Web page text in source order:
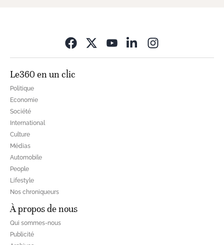
Le360 en un clic
Politique
Economie
Société
International
Culture
Médias
Automobile
People
Lifestyle
Nos chroniqueurs
À propos de nous
Qui sommes-nous
Publicité